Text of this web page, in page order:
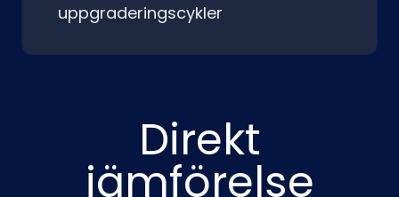
uppgraderingscykler
Direkt
jämförelse